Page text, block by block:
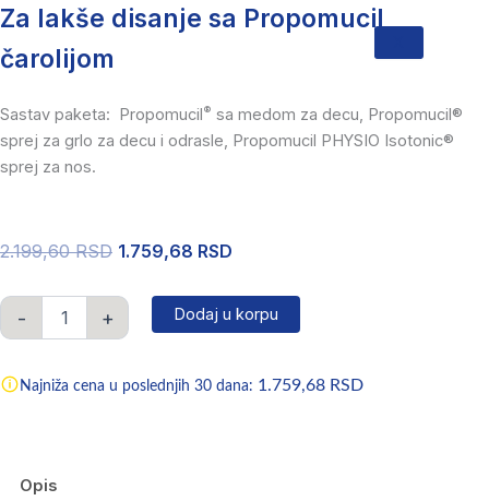
Za lakše disanje sa Propomucil
čarolijom
Sastav paketa: Propomucil® sa medom za decu, Propomucil®
sprej za grlo za decu i odrasle, Propomucil PHYSIO Isotonic®
sprej za nos.
2.199,60RSD Originalna
bila:
2.199,60 RSD.
1.759,68 RSD
je:
-
paket
količina
+ Dodaj u korpu
Najniža cena u poslednjih 30 dana: 1.759,68 RSD
Opis